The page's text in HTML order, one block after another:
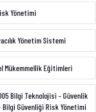
Yönetimi
Yönetim Sistemi
Mükemmellik Eğitimleri
Bilgi Teknolojisi - Güvenlik
Güvenliği Risk Yönetimi